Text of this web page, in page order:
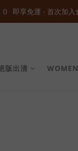
即享免運 ‧ 首次加
即享免運 ‧ 首次加
加入官方
版出清 WOMEN